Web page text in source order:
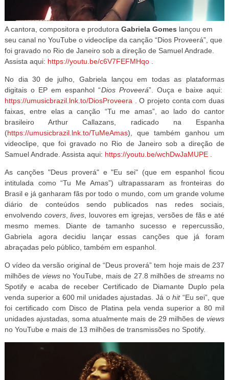
A cantora, compositora e produtora Gabriela Gomes lançou em
seu canal no YouTube o videoclipe da canção “Dios Proveerá”, que
foi gravado no Rio de Janeiro sob a direção de Samuel Andrade
Assista aqui: https://youtu.be/c6V7FEFMHqo.
No dia 30 de julho, Gabriela lançou em todas as plataformas
digitais o EP em espanhol “Dios Proveerá”. Ouça e baixe aqui:
https://umusicbrazil.lnk.to/DiosProveera
.O projeto conta com duas
faixas, entre elas a canção “Tu me amas”, ao lado do cantor
brasileiro Arthur Callazans, radicado na Espanha
(https://umusicbrazil.lnk.to/TuMeAmas), que também ganhou um
videoclipe, que foi gravado no Rio de Janeiro sob a direção de
Samuel Andrade . Assista aqui: https://youtu.be/wchDwJaMUPE
As canções "Deus proverá" e "Eu sei" (que em espanhol ficou
intitulada como “Tu Me Amas”) ultrapassaram as fronteiras do
Brasil e já ganharam fãs por todo o mundo, com um grande volume
diário de conteúdos sendo publicados nas redes sociais,
envolvendo covers,lives , louvores em igrejas, versões de fãs e até
mesmo memes. Diante de tamanho sucesso e repercussão,
Gabriela agora decidiu lançar essas canções que já foram
abraçadas pelo público, também em espanhol.
O vídeo da versão original de “Deus proverá” tem hoje mais de 237
milhões de viewsno YouTube, mais de 27.8 milhões de streamsno
Spotify e acaba de receber Certificado de Diamante Duplo pela
venda superior a 600 mil unidades ajustadas. Já ohit“Eu sei”, que
foi certificado com Disco de Platina pela venda superior a 80 mil
unidades ajustadas, soma atualmente mais de 29 milhões deviews
no YouTube e mais de 13 milhões de transmissões no Spotify.